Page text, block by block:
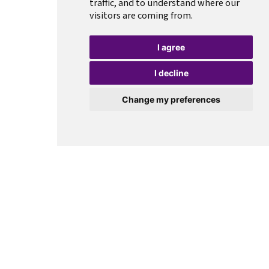
visitors are coming from.
I agree
I decline
Change my preferences